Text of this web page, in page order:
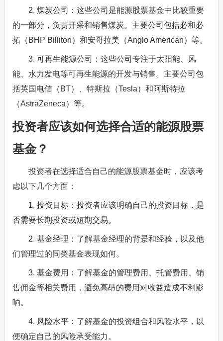
2. 煤炭公司：这些公司是能源股票基金中比较重要
的一部分，负责开采和销售煤炭。主要公司包括必和必
拓（BHP Billiton）和安哥拉美（Anglo American）等。
3. 可再生能源公司：这些公司专注于太阳能、风
能、水力发电等可再生能源的开发与销售。主要公司包
括英国电信（BT）、特斯拉（Tesla）和阿斯特拉
（AstraZeneca）等。
投资者应该如何选择合适的能源股票
基金？
投资者在选择适合自己的能源股票基金时，应该考
虑以下几个方面：
1. 投资目标：投资者应该明确自己的投资目标，是
否需要长期投资或短期交易。
2. 基金经理：了解基金经理的背景和经验，以及他
们管理过的同类基金表现如何。
3. 基金费用：了解基金的管理费用、托管费用、销
售佣金等相关费用，避免高昂的费用对收益造成不利影
响。
4. 风险水平：了解基金的投资组合和风险水平，以
便确定自己的风险承受能力。